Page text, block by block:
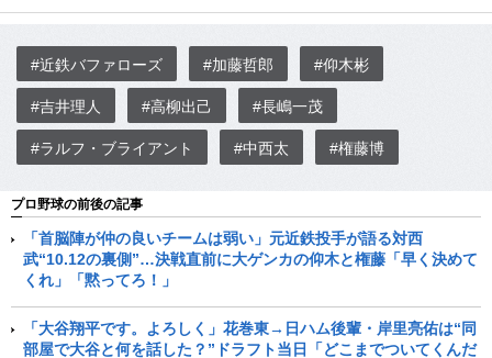
#近鉄バファローズ #加藤哲郎 #仰木彬
#吉井理人 #高柳出己 #長嶋一茂
#ラルフ・ブライアント #中西太 #権藤博
プロ野球の前後の記事
「首脳陣が仲の良いチームは弱い」元近鉄投手が語る対西
武“10.12の裏側”…決戦直前に大ゲンカの仰木と権藤「早く決めて
くれ」「黙ってろ！」
「大谷翔平です。よろしく」花巻東→日ハム後輩・岸里亮佑は“同
部屋で大谷と何を話した？”ドラフト当日「どこまでついてくんだ